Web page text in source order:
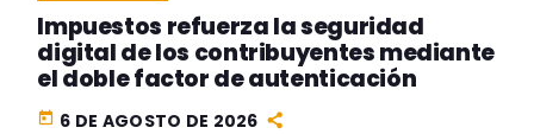
Impuestos refuerza la seguridad
digital de los contribuyentes mediante
el doble factor de autenticación
today 6 DE AGOSTO DE 2026